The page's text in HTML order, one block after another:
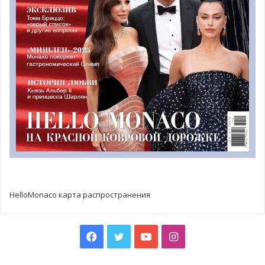
галерее представлены такие известные рисунки тушью,
как «Казино Монте-Карло», «Вид с Виллы Палома»,
«Заповедник Ниццы» и «Фантазийный интерьер».
Художник говорит, что ему достаточно черного и
белого цветов для самовыражения, в цветах не всегда
есть необходимость.
HelloMonaco карта распространения
Facebook
TwitterYouTubeInstagram